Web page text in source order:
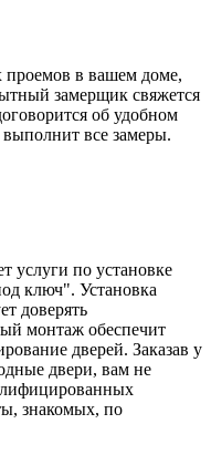
проемов в вашем доме,
замерщик свяжется
об удобном
все замеры.
услуги по установке
ключ". Установка
доверять
монтаж обеспечит
дверей. Заказав у
двери, вам не
знакомых, по